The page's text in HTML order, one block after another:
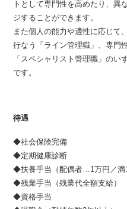
トとして専門性を高めたり、異
ジすることができます。
また個人の能力や適性に応じて
行なう「ライン管理職」、専門
「スペシャリスト管理職」の
です。
待遇
◆社会保険完備
◆定期健康診断
◆扶養手当（配偶者…1万円／満
◆残業手当（残業代全額支給）
◆資格手当